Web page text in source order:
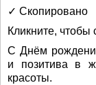
✓ Скопировано
Кликните, чтобы
С Днём
и позитива в
красоты.